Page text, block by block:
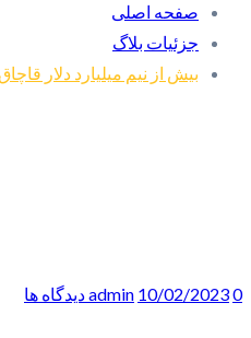
صفحه اصلی
جزئیات بلاگ
بیش از نیم میلیارد دلار
admin 10/02/20230 دیدگاه ها